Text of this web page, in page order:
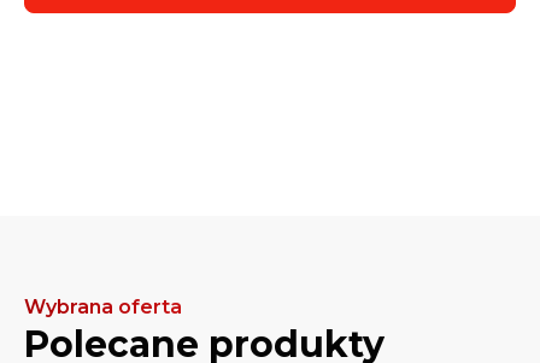
Wybrana oferta
Polecane produkty